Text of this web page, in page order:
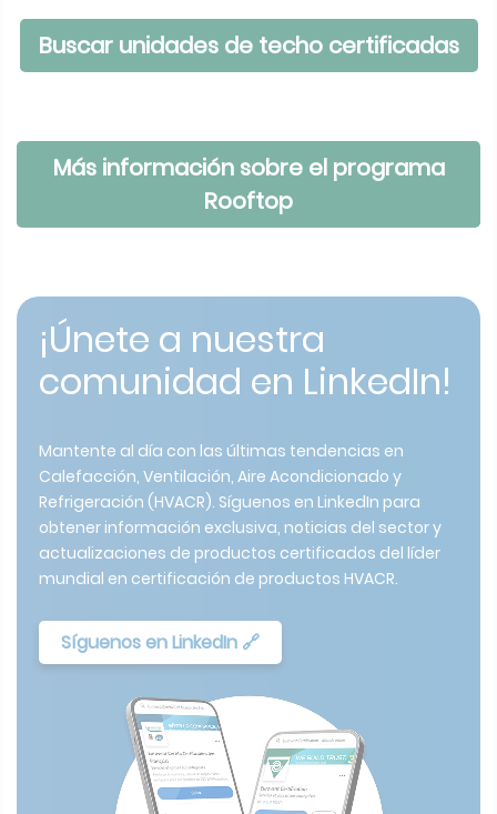
Buscar unidades de techo certificadas
Más información sobre el programa
Rooftop
¡Únete a nuestra
comunidad en LinkedIn!
Mantente al día con las últimas tendencias en
Calefacción, Ventilación, Aire Acondicionado y
Refrigeración (HVACR). Síguenos en LinkedIn para
obtener información exclusiva, noticias del sector y
actualizaciones de productos certificados del líder
mundial en certificación de productos HVACR.
Síguenos en LinkedIn 🔗